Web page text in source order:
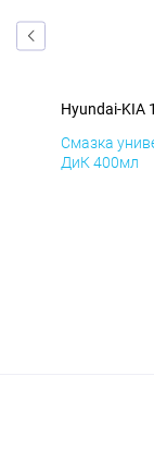
Hyundai-KIA
Смазка
ДиК 400мл